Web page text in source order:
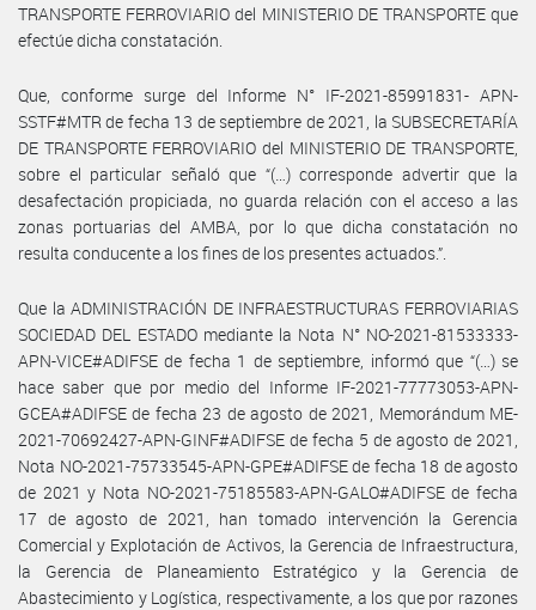
TRANSPORTE FERROVIARIO del MINISTERIO DE TRANSPORTE que
efectúe dicha constatación.
Que, conforme surge del Informe N° IF-2021-85991831- APN-
SSTF#MTR de fecha 13 de septiembre de 2021, la SUBSECRETARÍA
DE TRANSPORTE FERROVIARIO del MINISTERIO DE TRANSPORTE,
sobre el particular señaló que “(…) corresponde advertir que la
desafectación propiciada, no guarda relación con el acceso a las
zonas portuarias del AMBA, por lo que dicha constatación no
resulta conducente a los fines de los presentes actuados.”.
Que la ADMINISTRACIÓN DE INFRAESTRUCTURAS FERROVIARIAS
SOCIEDAD DEL ESTADO mediante la Nota N° NO-2021-81533333-
APN-VICE#ADIFSE de fecha 1 de septiembre, informó que “(…) se
hace saber que por medio del Informe IF-2021-77773053-APN-
GCEA#ADIFSE de fecha 23 de agosto de 2021, Memorándum ME-
2021-70692427-APN-GINF#ADIFSE de fecha 5 de agosto de 2021,
Nota NO-2021-75733545-APN-GPE#ADIFSE de fecha 18 de agosto
de 2021 y Nota NO-2021-75185583-APN-GALO#ADIFSE de fecha
17 de agosto de 2021, han tomado intervención la Gerencia
Comercial y Explotación de Activos, la Gerencia de Infraestructura,
la Gerencia de Planeamiento Estratégico y la Gerencia de
Abastecimiento y Logística, respectivamente, a los que por razones